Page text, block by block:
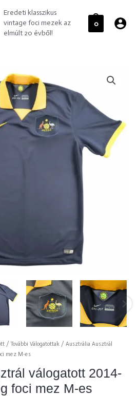
Eredeti klasszikus
vintage foci mezek az
elmúlt 20 évből!
0
/További Válogatottak / Ausztrália Ausztrál
mez M-es
válogatott 2014-
foci mez M-es